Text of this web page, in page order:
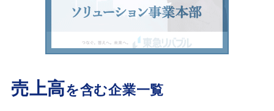
売上高を含む企業一覧